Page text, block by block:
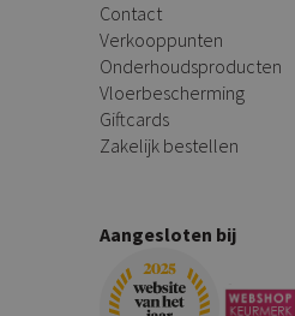
Contact
Verkooppunten
Onderhoudsproducten
Vloerbescherming
Giftcards
Zakelijk bestellen
Aangesloten bij